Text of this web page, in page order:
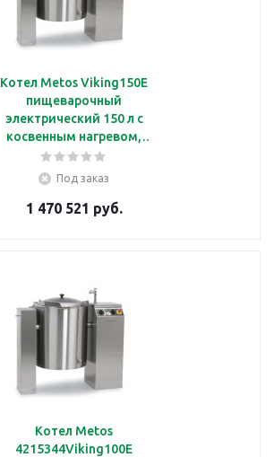
Котел Metos Viking150E
пищеварочный
электрический 150 л с
косвенным нагревом,
мешалкой и
опрокидыванием
Под заказ
1 470 521 руб.
Котел Metos
4215344Viking100E